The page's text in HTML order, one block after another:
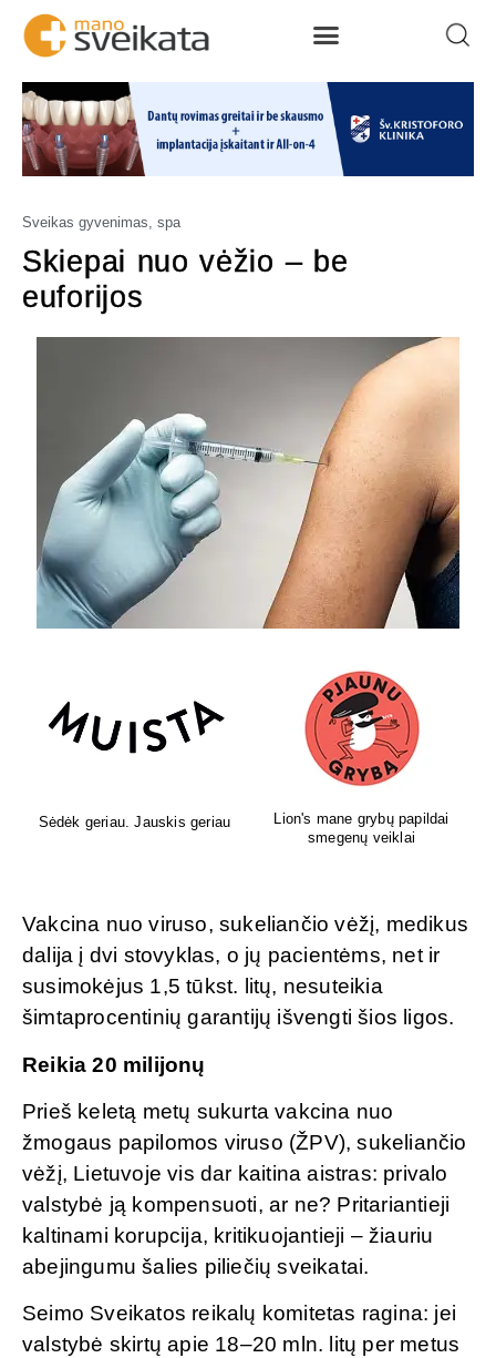
Sveikas gyvenimas, spa
Skiepai nuo vėžio – be
euforijos
Sėdėk geriau. Jauskis geriau
Lion's mane grybų papildai
smegenų veiklai
Vakcina nuo viruso, sukeliančio vėžį, medikus
dalija į dvi stovyklas, o jų pacientėms, net ir
susimokėjus 1,5 tūkst. litų, nesuteikia
šimtaprocentinių garantijų išvengti šios ligos.
Reikia 20 milijonų
Prieš keletą metų sukurta vakcina nuo
žmogaus papilomos viruso (ŽPV), sukeliančio
vėžį, Lietuvoje vis dar kaitina aistras: privalo
valstybė ją kompensuoti, ar ne? Pritariantieji
kaltinami korupcija, kritikuojantieji – žiauriu
abejingumu šalies piliečių sveikatai.
Seimo Sveikatos reikalų komitetas ragina: jei
valstybė skirtų apie 18–20 mln. litų per metus